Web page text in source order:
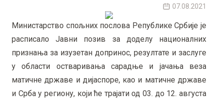
07.08.2021
Министарство спољних послова Републике Србије је
расписало Јавни позив за доделу националних
признања за изузетан допринос, резултате и заслуге
у области остваривања сарадње и јачања веза
матичне државе и дијаспоре, као и матичне државе
и Срба у региону, који ће трајати од 03. до 12. августа